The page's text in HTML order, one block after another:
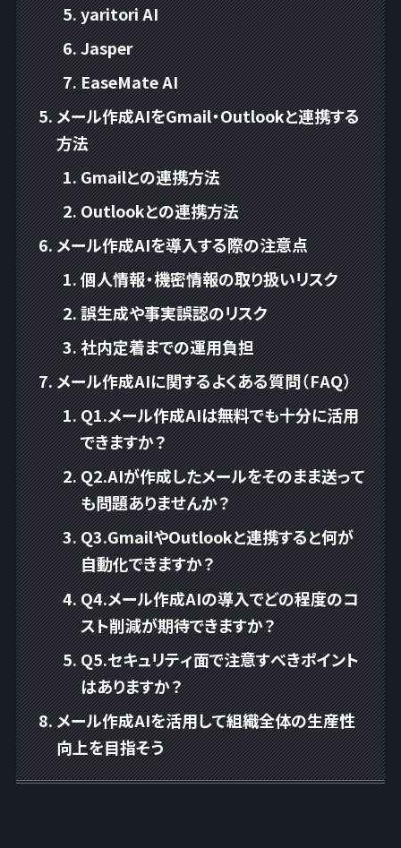
yaritori AI
Jasper
EaseMate AI
メール作成AIをGmail・Outlookと連携する
方法
Gmailとの連携方法
Outlookとの連携方法
メール作成AIを導入する際の注意点
個人情報・機密情報の取り扱いリスク
誤生成や事実誤認のリスク
社内定着までの運用負担
メール作成AIに関するよくある質問（FAQ）
Q1.メール作成AIは無料でも十分に活用
できますか？
Q2.AIが作成したメールをそのまま送って
も問題ありませんか？
Q3.GmailやOutlookと連携すると何が
自動化できますか？
Q4.メール作成AIの導入でどの程度のコ
スト削減が期待できますか？
Q5.セキュリティ面で注意すべきポイント
はありますか？
メール作成AIを活用して組織全体の生産性
向上を目指そう